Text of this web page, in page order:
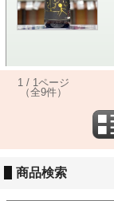
1 / 1ページ
（全9件）
商品検索